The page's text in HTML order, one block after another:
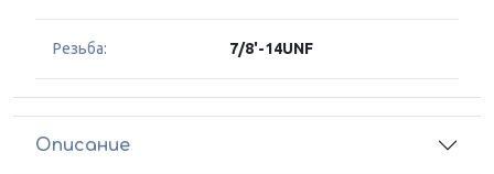
Резьба: 7/8'-14UNF
Описание